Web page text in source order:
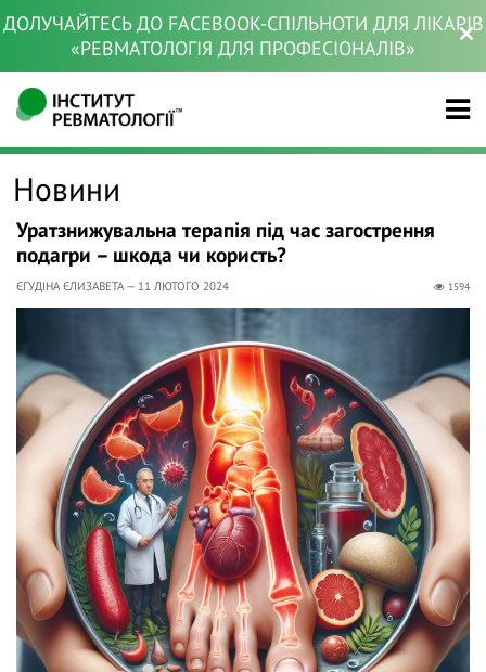
ДОЛУЧАЙТЕСЬ ДО FACEBOOK-СПІЛЬНОТИ ДЛЯ ЛІКАРІВ
«РЕВМАТОЛОГІЯ ДЛЯ ПРОФЕСІОНАЛІВ»
Новини
Уратзнижувальна терапія під час загострення
подагри – шкода чи користь?
ЄГУДІНА ЄЛИЗАВЕТА — 11 ЛЮТОГО 2024 1594